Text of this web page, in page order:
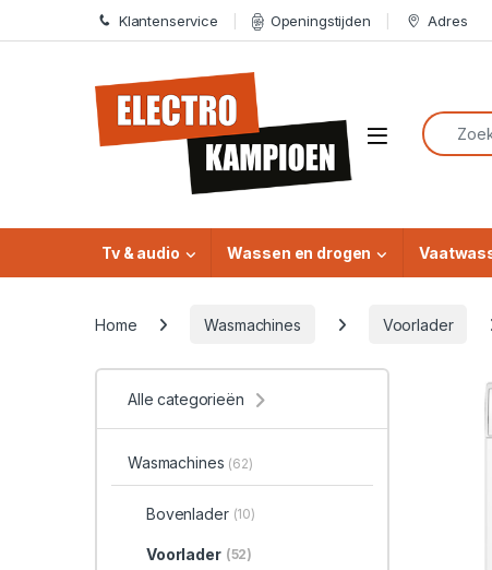
Skip to navigation
Skip to content Klantenservice Openingstijden Adres
Open
Search
Tv & audio Wassen en drogen
Home Wasmachines Voorlader
Alle categorieën
Wasmachines (62)
Bovenlader (10)
Voorlader (52)